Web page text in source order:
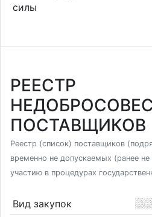
силы
РЕЕСТР
ПОСТАВЩИКОВ
Реестр (список) поставщиков
временно не допускаемых (ранее
участию в процедурах
Вид закупок